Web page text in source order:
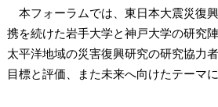
本フォーラムでは、東日本大震災復
携を続けた岩手大学と神戸大学の研究
太平洋地域の災害復興研究の研究協力
目標と評価、また未来へ向けたテーマ